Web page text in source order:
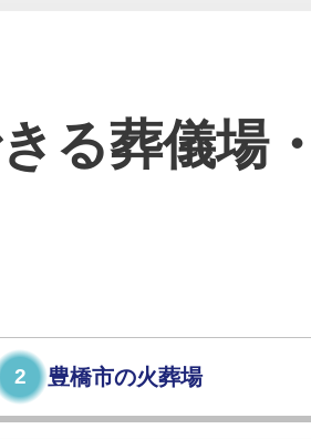
る葬儀場
2 豊橋市の火葬場